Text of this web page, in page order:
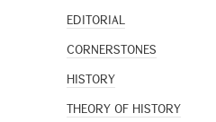
EDITORIAL
CORNERSTONES
HISTORY
THEORY OF HISTORY